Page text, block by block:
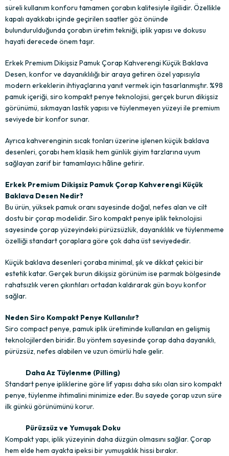
süreli kullanım konforu tamamen çorabın kalitesiyle ilgilidir. Özellikle
kapalı ayakkabı içinde geçirilen saatler göz önünde
bulundurulduğunda çorabın üretim tekniği, iplik yapısı ve dokusu
hayati derecede önem taşır.
Erkek Premium Dikişsiz Pamuk Çorap Kahverengi Küçük Baklava
Desen, konfor ve dayanıklılığı bir araya getiren özel yapısıyla
modern erkeklerin ihtiyaçlarına yanıt vermek için tasarlanmıştır. %98
pamuk içeriği, siro kompakt penye teknolojisi, gerçek burun dikişsiz
görünümü, sıkmayan lastik yapısı ve tüylenmeyen yüzeyi ile premium
seviyede bir konfor sunar.
Ayrıca kahverenginin sıcak tonları üzerine işlenen küçük baklava
desenleri, çorabı hem klasik hem günlük giyim tarzlarına uyum
sağlayan zarif bir tamamlayıcı hâline getirir.
Erkek Premium Dikişsiz Pamuk Çorap Kahverengi Küçük
Baklava Desen Nedir?
Bu ürün, yüksek pamuk oranı sayesinde doğal, nefes alan ve cilt
dostu bir çorap modelidir. Siro kompakt penye iplik teknolojisi
sayesinde çorap yüzeyindeki pürüzsüzlük, dayanıklılık ve tüylenmeme
özelliği standart çoraplara göre çok daha üst seviyededir.
Küçük baklava desenleri çoraba minimal, şık ve dikkat çekici bir
estetik katar. Gerçek burun dikişsiz görünüm ise parmak bölgesinde
rahatsızlık veren çıkıntıları ortadan kaldırarak gün boyu konfor
sağlar.
Neden Siro Kompakt Penye Kullanılır?
Siro compact penye, pamuk iplik üretiminde kullanılan en gelişmiş
teknolojilerden biridir. Bu yöntem sayesinde çorap daha dayanıklı,
pürüzsüz, nefes alabilen ve uzun ömürlü hale gelir.
Daha Az Tüylenme (Pilling)
Standart penye ipliklerine göre lif yapısı daha sıkı olan siro kompakt
penye, tüylenme ihtimalini minimize eder. Bu sayede çorap uzun süre
ilk günkü görünümünü korur.
Pürüzsüz ve Yumuşak Doku
Kompakt yapı, iplik yüzeyinin daha düzgün olmasını sağlar. Çorap
hem elde hem ayakta ipeksi bir yumuşaklık hissi bırakır.